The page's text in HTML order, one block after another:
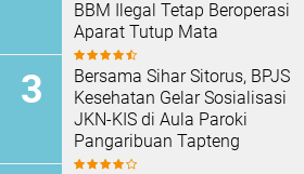
BBM Ilegal Tetap Beroperasi
Aparat Tutup Mata
Bersama Sihar Sitorus, BPJS
Kesehatan Gelar Sosialisasi
JKN-KIS di Aula Paroki
Pangaribuan Tapteng